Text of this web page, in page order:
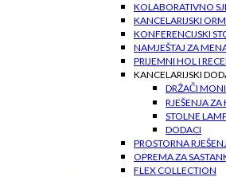
KOLABORATIVNO
KANCELARIJSKI
KONFERENCIJSKI
NAMJEŠTAJ ZA
PRIJEMNI HOL I
KANCELARIJSKI
DRŽAČI
RJEŠENJA
STOLNE
DODACI
PROSTORNA
OPREMA ZA
FLEX COLLECTION